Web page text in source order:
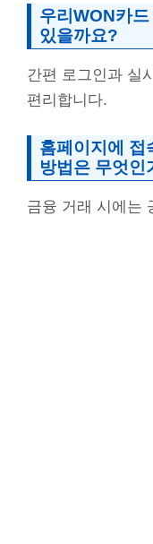
우리WON카
있을까요?
간편 로그인과 실
편리합니다.
홈페이지에 접
방법은 무엇인
금융 거래 시에는